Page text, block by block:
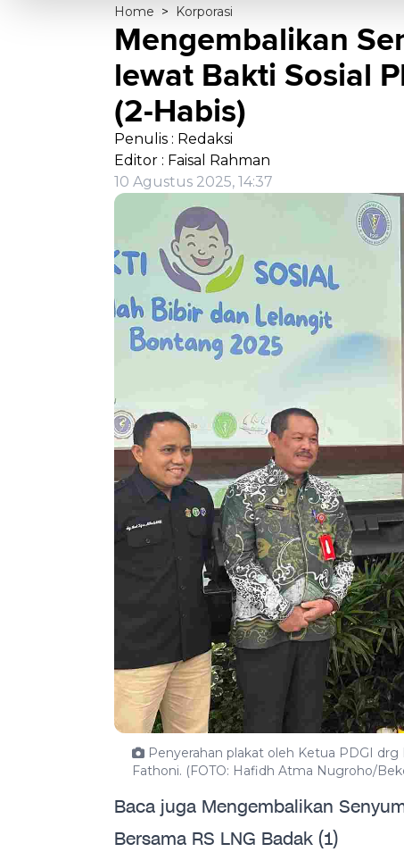
Home > Korporasi
Mengembalikan
lewat Bakti Sosial
(2-Habis)
Penulis : Redaksi
Editor : Faisal Rahman
10 Agustus 2025, 14:37
Penyerahan plakat oleh Ketua PDGI
Fathoni. (FOTO: Hafidh Atma Nugroho/
Baca juga Mengembalikan
Bersama RS LNG Badak (1)